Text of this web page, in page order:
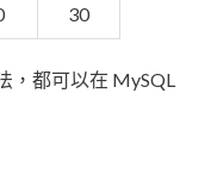
30
，都可以在 MySQL